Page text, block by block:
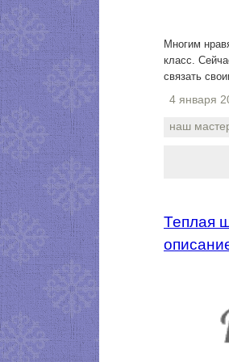
Многим
класс.
связать
4 января
наш
Теплая